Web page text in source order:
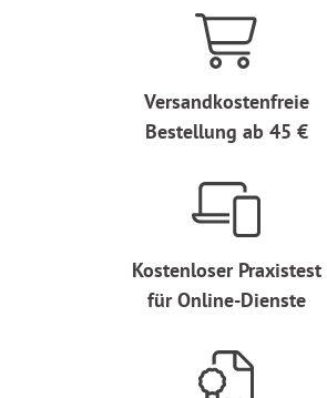
Versandkostenfreie
Bestellung ab 45 €
Kostenloser Praxistest
für Online-Dienste